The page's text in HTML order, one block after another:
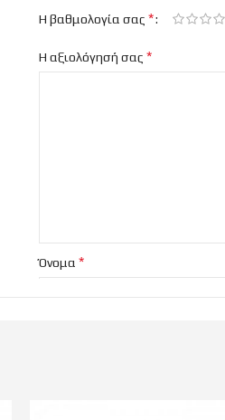
Η βαθμολογία σας *
Η αξιολόγησή σας *
Όνομα *